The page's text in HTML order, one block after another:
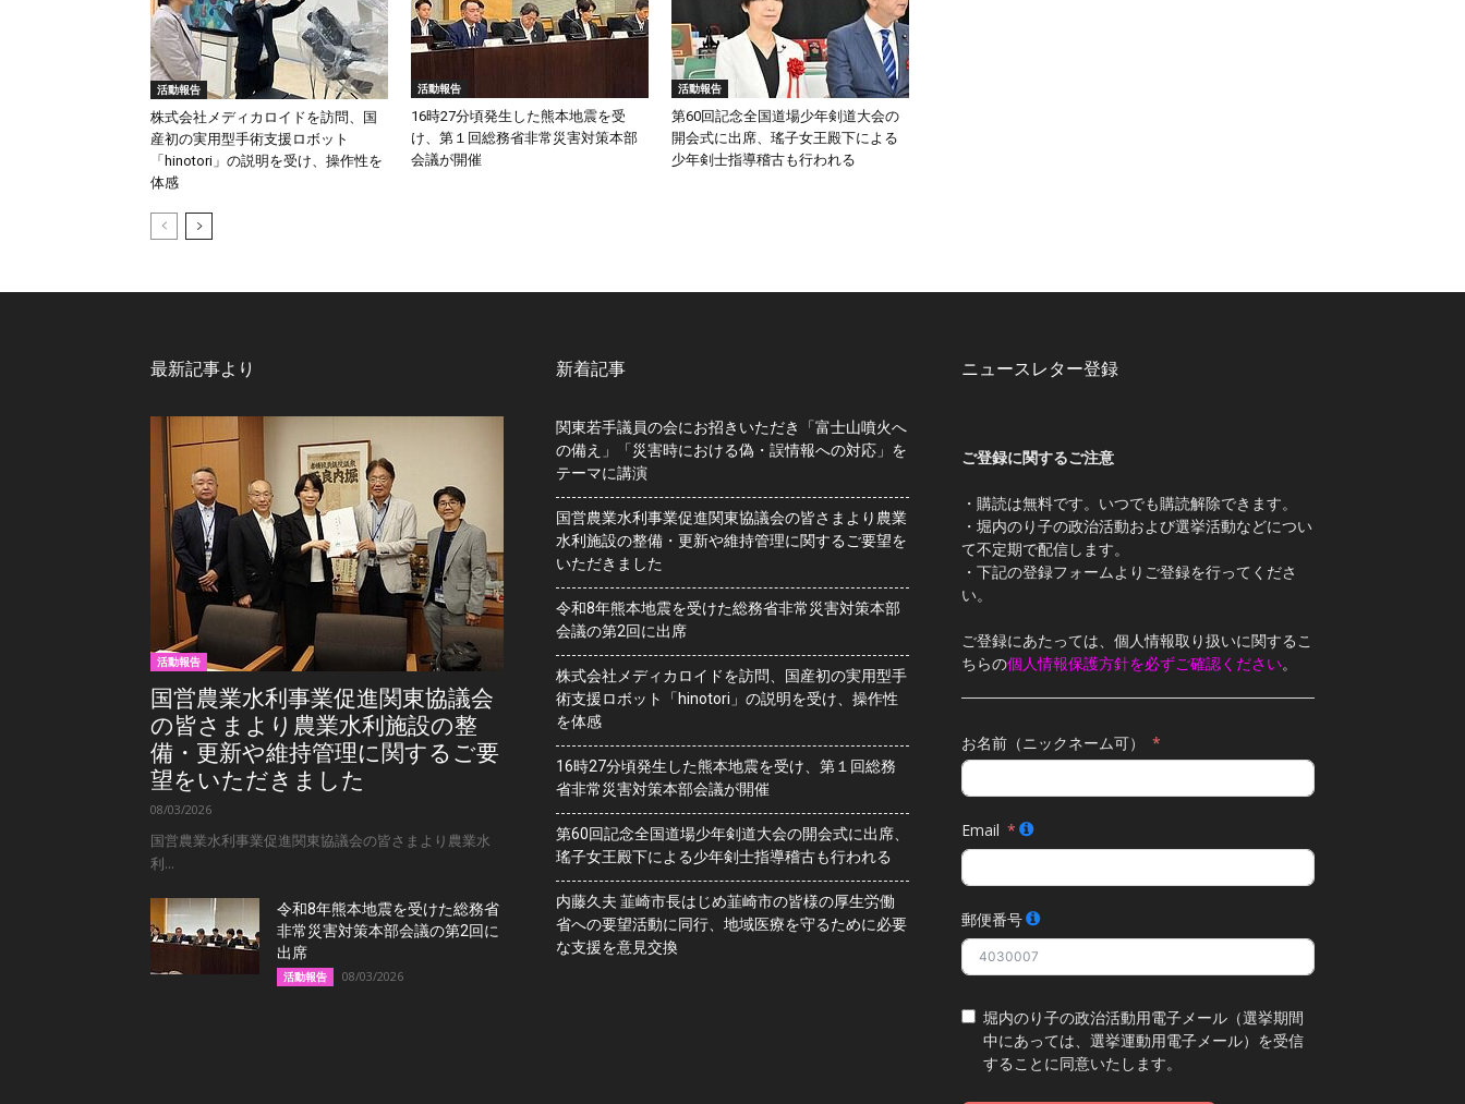
活動報告
株式会社メディカロイドを訪問、国
産初の実用型手術支援ロボット
「hinotori」の説明を受け、操作性を
体感
活動報告
16時27分頃発生した熊本地震を受
け、第１回総務省非常災害対策本部
会議が開催
活動報告
第60回記念全国道場少年剣道大会の
開会式に出席、瑤子女王殿下による
少年剣士指導稽古も行われる
最新記事より
活動報告
国営農業水利事業促進関東協議会
の皆さまより農業水利施設の整
備・更新や維持管理に関するご要
望をいただきました
08/03/2026
国営農業水利事業促進関東協議会の皆さまより農業水
利...
令和8年熊本地震を受けた総務省
非常災害対策本部会議の第2回に
出席
活動報告 08/03/2026
新着記事
関東若手議員の会にお招きいただき「富士山噴火へ
の備え」「災害時における偽・誤情報への対応」を
テーマに講演
国営農業水利事業促進関東協議会の皆さまより農業
水利施設の整備・更新や維持管理に関するご要望を
いただきました
令和8年熊本地震を受けた総務省非常災害対策本部
会議の第2回に出席
株式会社メディカロイドを訪問、国産初の実用型手
術支援ロボット「hinotori」の説明を受け、操作性
を体感
16時27分頃発生した熊本地震を受け、第１回総務
省非常災害対策本部会議が開催
第60回記念全国道場少年剣道大会の開会式に出席、
瑤子女王殿下による少年剣士指導稽古も行われる
内藤久夫 韮崎市長はじめ韮崎市の皆様の厚生労働
省への要望活動に同行、地域医療を守るために必要
な支援を意見交換
ニュースレター登録
ご登録に関するご注意
・購読は無料です。いつでも購読解除できます。
・堀内のり子の政治活動および選挙活動などについ
て不定期で配信します。
・下記の登録フォームよりご登録を行ってくださ
い。
ご登録にあたっては、個人情報取り扱いに関するこ
ちらの個人情報保護方針を必ずご確認ください。
お名前（ニックネーム可）
Email
郵便番号
堀内のり子の政治活動用電子メール（選挙期間
中にあっては、選挙運動用電子メール）を受信
することに同意いたします。